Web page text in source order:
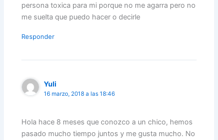
persona toxica para mi porque no me agarra pero no
me suelta que puedo hacer o decirle
Responder
Yuli
16 marzo, 2018 a las 18:46
Hola hace 8 meses que conozco a un chico, hemos
pasado mucho tiempo juntos y me gusta mucho. No